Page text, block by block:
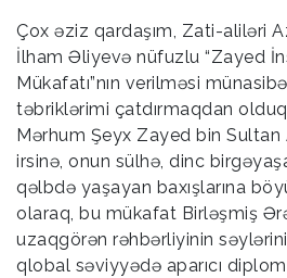
Çox əziz qardaşım, Zati-aliləri
İlham Əliyevə nüfuzlu “Zayed
Mükafatı”nın verilməsi
təbriklərimi çatdırmaqdan
Mərhum Şeyx Zayed bin Sultan
irsinə, onun sülhə, dinc
qəlbdə yaşayan baxışlarına
olaraq, bu mükafat Birləşmiş
uzaqgörən rəhbərliyinin
qlobal səviyyədə aparıcı